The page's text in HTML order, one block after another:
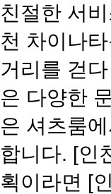
친절한 서
천 차이나
거리를 걷
은 다양한
은 셔츠룸
합니다. [인
획이라면 [